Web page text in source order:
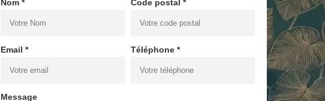
Nom * Code postal *
Email * Téléphone *
Message